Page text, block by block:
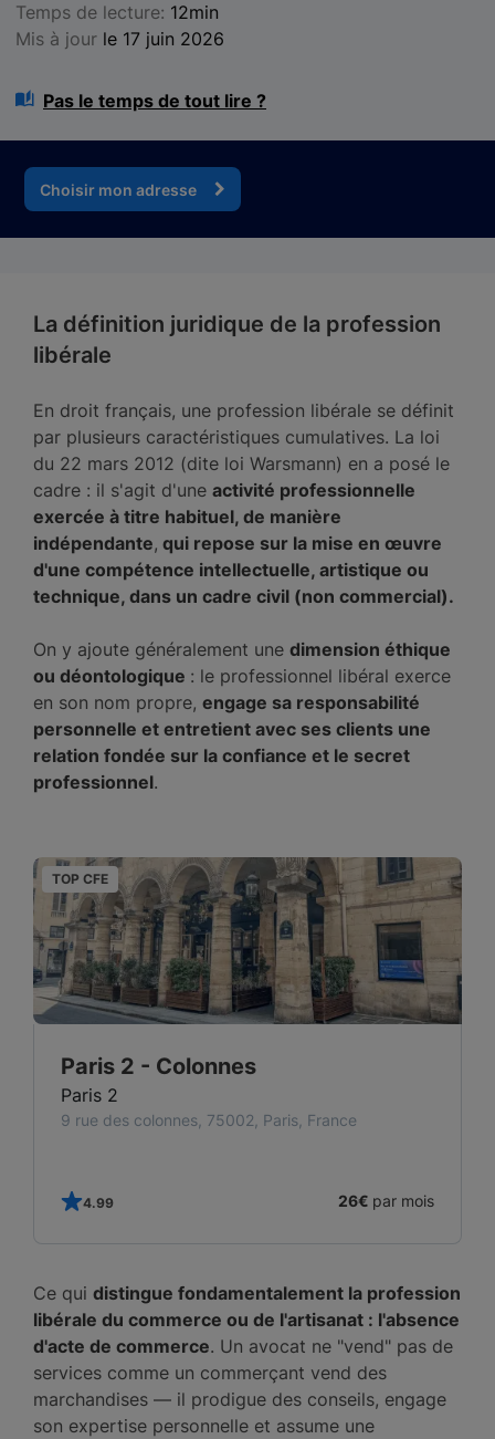
Temps de lecture: 12min
Mis à jour le 17 juin 2026
Pas le temps de tout lire ?
Choisir mon adresse
La définition juridique de la profession
libérale
En droit français, une profession libérale se définit
par plusieurs caractéristiques cumulatives. La loi
du 22 mars 2012 (dite loi Warsmann) en a posé le
cadre : il s'agit d'une activité professionnelle
exercée à titre habituel, de manière
indépendante, qui repose sur la mise en œuvre
d'une compétence intellectuelle, artistique ou
technique, dans un cadre civil (non commercial).
On y ajoute généralement une dimension éthique
ou déontologique : le professionnel libéral exerce
en son nom propre, engage sa responsabilité
personnelle et entretient avec ses clients une
relation fondée sur la confiance et le secret
professionnel.
TOP CFE
Paris 2 - Colonnes
Paris 2
9 rue des colonnes, 75002, Paris, France
4.99 26€ par mois
Ce qui distingue fondamentalement la profession
libérale du commerce ou de l'artisanat : l'absence
d'acte de commerce. Un avocat ne "vend" pas de
services comme un commerçant vend des
marchandises — il prodigue des conseils, engage
son expertise personnelle et assume une